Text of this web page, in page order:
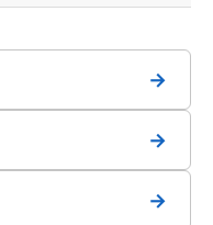
→
→
→